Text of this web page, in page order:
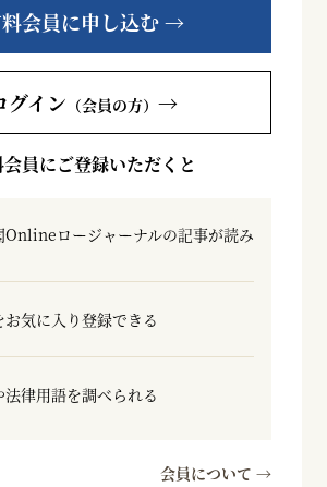
会員に申し込む →
グイン （会員の方） →
員にご登録いただくと
Onlineロージャーナルの記事が読み
お気に入り登録できる
法律用語を調べられる
会員について →